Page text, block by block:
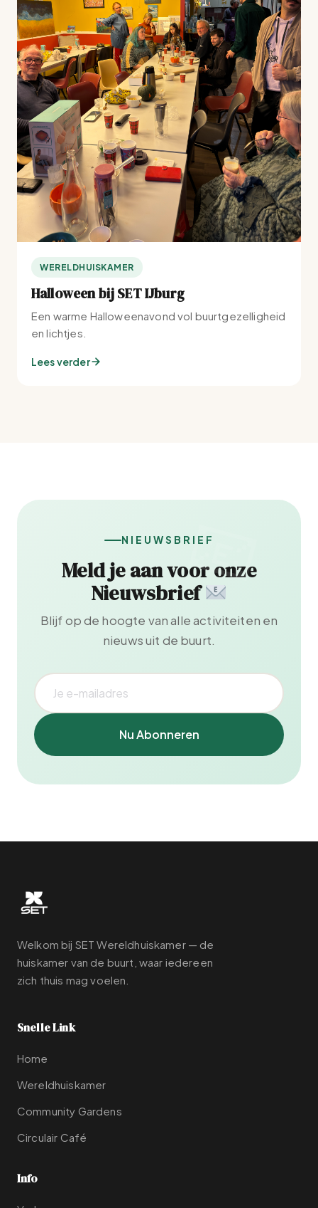
WERELDHUISKAMER
Halloween bij SET IJburg
Een warme Halloweenavond vol buurtgezelligheid
en lichtjes.
Lees verder
NIEUWSBRIEF
Meld je aan voor onze
Nieuwsbrief
Blijf op de hoogte van alle activiteiten en
nieuws uit de buurt.
Nu Abonneren
Welkom bij SET Wereldhuiskamer — de
huiskamer van de buurt, waar iedereen
zich thuis mag voelen.
Snelle Link
Home
Wereldhuiskamer
Community Gardens
Circulair Café
Info